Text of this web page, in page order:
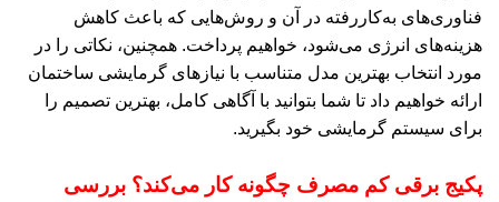
فناوری‌های به‌کاررفته در آن و روش‌هایی که باعث کاهش
هزینه‌های انرژی می‌شود، خواهیم پرداخت. همچنین، نکاتی را در
مورد انتخاب بهترین مدل متناسب با نیازهای گرمایشی ساختمان
ارائه خواهیم داد تا شما بتوانید با آگاهی کامل، بهترین تصمیم را
برای سیستم گرمایشی خود بگیرید.
پکیج برقی کم مصرف چگونه کار می‌کند؟ بررسی